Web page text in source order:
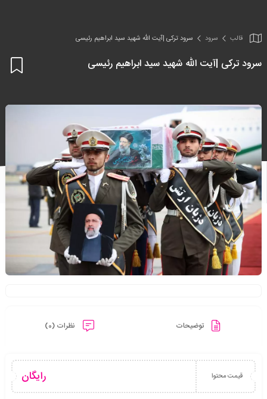
قالب سرود سرود ترکی |آیت الله شهید سید ابراهیم رئیسی
سرود ترکی |آیت الله شهید سید ابراهیم رئیسی
توضیحات نظرات (0)
قیمت محتوا رایگان